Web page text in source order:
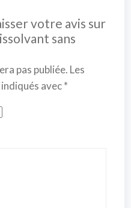
votre avis sur
sans
pas publiée. Les
avec*